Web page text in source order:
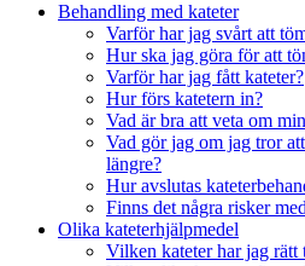
Behandling med kateter
Varför har jag svårt att
Hur ska jag göra för att
Varför har jag fått kateter?
Hur förs katetern in?
Vad är bra att veta om
Vad gör jag om jag tror
längre?
Hur avslutas
Finns det några risker
Olika kateterhjälpmedel
Vilken kateter har jag rätt